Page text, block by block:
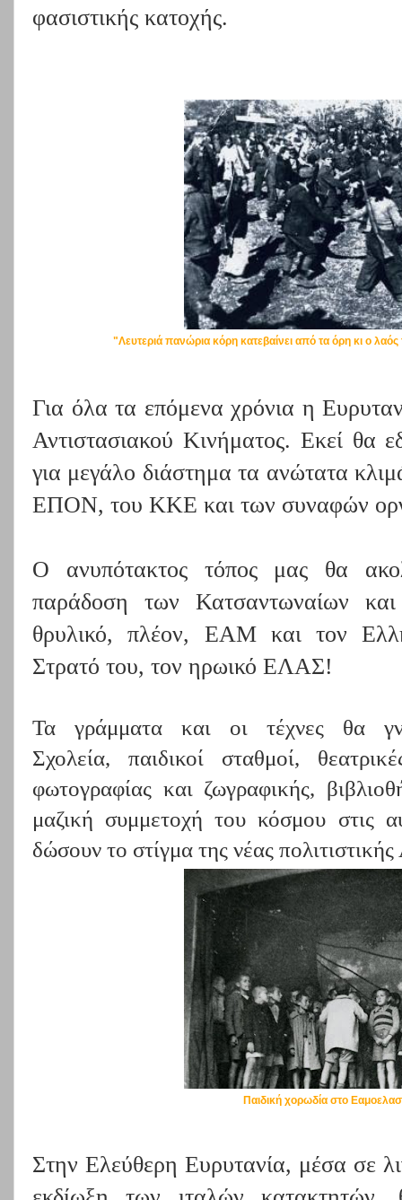
φασιστικής κατοχής.
"Λευτεριά πανώρια κόρη κατεβαίνει από τα όρη κι ο λαός
Για όλα τα επόμενα χρόνια η
Αντιστασιακού Κινήματος. Εκεί θα
για μεγάλο διάστημα τα ανώτατα
ΕΠΟΝ, του ΚΚΕ και των συναφών
Ο ανυπότακτος τόπος μας θα
παράδοση των Κατσαντωναίων
θρυλικό, πλέον, ΕΑΜ και τον
Στρατό του, τον ηρωικό ΕΛΑΣ!
Τα γράμματα και οι τέχνες θα
Σχολεία, παιδικοί σταθμοί,
φωτογραφίας και ζωγραφικής,
μαζική συμμετοχή του κόσμου στις
δώσουν το στίγμα της νέας
Παιδική χορωδία στο
Στην Ελεύθερη Ευρυτανία, μέσα σε